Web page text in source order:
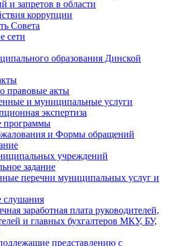
и запретов в области
коррупции
Совета
сети
образования Динской
правовые акты
и муниципальные услуги
экспертиза
программы
и Формы обращений
учреждений
задание
перечни муниципальных услуг и
заработная плата руководителей,
и главных бухгалтеров МКУ, БУ,
представлению с